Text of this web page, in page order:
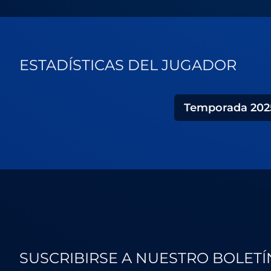
ESTADÍSTICAS DEL JUGADOR
Temporada
SUSCRIBIRSE A NUESTRO